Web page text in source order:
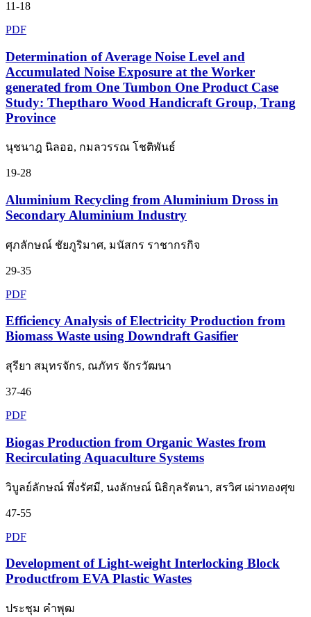
11-18
PDF
Determination of Average Noise Level and
Accumulated Noise Exposure at the Worker
generated from One Tumbon One Product Case
Study: Theptharo Wood Handicraft Group, Trang
Province
นุชนาฎ นิลออ, กมลวรรณ โชติพันธ์
19-28
Aluminium Recycling from Aluminium Dross in
Secondary Aluminium Industry
ศุภลักษณ์ ชัยภูริมาศ, มนัสกร ราชากรกิจ
29-35
PDF
Efficiency Analysis of Electricity Production from
Biomass Waste using Downdraft Gasifier
สุรียา สมุทรจักร, ณภัทร จักรวัฒนา
37-46
PDF
Biogas Production from Organic Wastes from
Recirculating Aquaculture Systems
วิบูลย์ลักษณ์ พึ่งรัศมี, นงลักษณ์ นิธิกุลรัตนา, สรวิศ เผ่าทองศุข
47-55
PDF
Development of Light-weight Interlocking Block
Productfrom EVA Plastic Wastes
ประชุม คำพุฒ